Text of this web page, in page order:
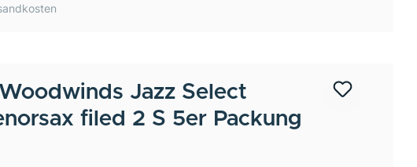
Jazz Select
filed 2 S 5er Packung